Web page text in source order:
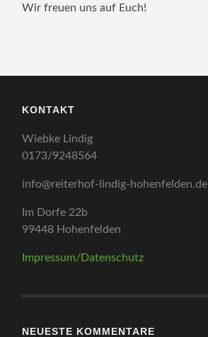
Wir freuen uns auf Euch!
KONTAKT
Wiebke Lindig
0173/9248564
info@reiterhof-lindig-hohenfelden.de
Im Dorfe 22b
99448 Hohenfelden
Impressum/Datenschutz
NEUESTE KOMMENTARE